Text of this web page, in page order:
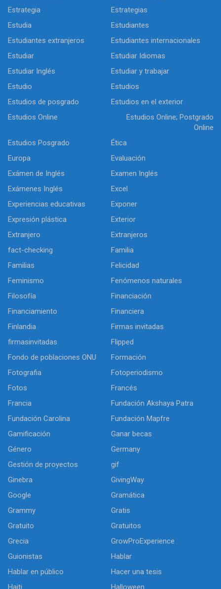
Estrategia
Estrategias
Estudia
Estudiantes
Estudiantes extranjeros
Estudiantes internacionales
Estudiar
Estudiar Idiomas
Estudiar Inglés
Estudiar y trabajar
Estudio
Estudios
Estudios de posgrado
Estudios en el exterior
Estudios Online
Estudios Online; Postgrado
Online
Estudios Posgrado
Ética
Europa
Evaluación
Exámen de Inglés
Examen Inglés
Exámenes Inglés
Excel
Experiencias educativas
Exponer
Expresión plástica
Exterior
Extranjero
Extranjeros
fact-checking
Familia
Familias
Felicidad
Feminismo
Fenómenos naturales
Filosofía
Financiación
Financiamiento
Financiera
Finlandia
Firmas invitadas
firmasinvitadas
Flipped
Fondo de poblaciones ONU
Formación
Fotografia
Fotoperiodismo
Fotos
Francés
Francia
Fundación Akshaya Patra
Fundación Carolina
Fundación Mapfre
Gamificación
Ganar becas
Género
Germany
Gestión de proyectos
gif
Ginebra
GivingWay
Google
Gramática
Grammy
Gratis
Gratuito
Gratuitos
Grecia
GrowProExperience
Guionistas
Hablar
Hablar en público
Hacer una tesis
Haiti
Halloween